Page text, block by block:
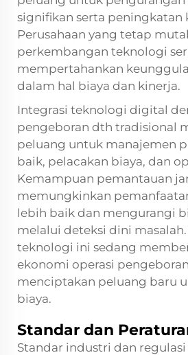
signifikan serta peningkatan
Perusahaan yang tetap
perkembangan teknologi
mempertahankan
dalam hal biaya dan kinerja.
Integrasi teknologi digital
pengeboran dth tradisional
peluang untuk manajemen
baik, pelacakan biaya, dan
Kemampuan pemantauan
memungkinkan
lebih baik dan mengurangi
melalui deteksi dini
teknologi ini sedang
ekonomi operasi
menciptakan peluang baru
biaya.
Standar dan
Standar industri dan